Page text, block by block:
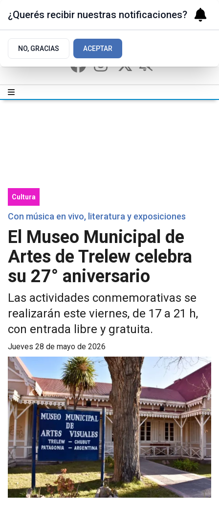
Cultura
Con música en vivo, literatura y exposiciones
El Museo Municipal de
Artes de Trelew celebra
su 27° aniversario
Las actividades conmemorativas se
realizarán este viernes, de 17 a 21 h,
con entrada libre y gratuita.
jueves 28 de mayo de 2026
¿Querés recibir nuestras notificaciones?
NO, GRACIAS ACEPTAR